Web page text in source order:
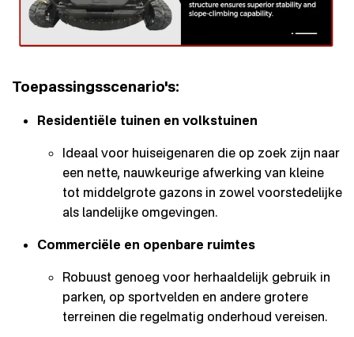
Toepassingsscenario's:
Residentiële tuinen en volkstuinen
Ideaal voor huiseigenaren die op zoek zijn naar
een nette, nauwkeurige afwerking van kleine
tot middelgrote gazons in zowel voorstedelijke
als landelijke omgevingen.
Commerciële en openbare ruimtes
Robuust genoeg voor herhaaldelijk gebruik in
parken, op sportvelden en andere grotere
terreinen die regelmatig onderhoud vereisen.